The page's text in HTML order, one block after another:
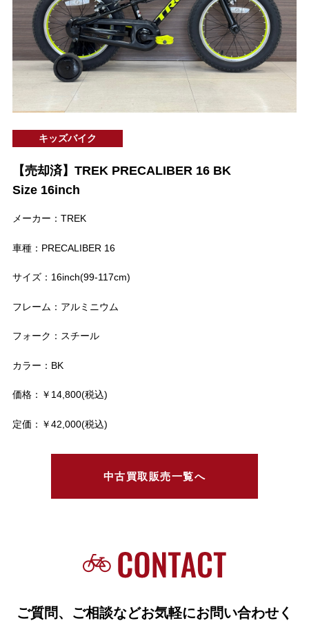
キッズバイク
【売却済】TREK PRECALIBER 16 BK
Size 16inch
メーカー：TREK
車種：PRECALIBER 16
サイズ：16inch(99-117cm)
フレーム：アルミニウム
フォーク：スチール
カラー：BK
価格：￥14,800(税込)
定価：￥42,000(税込)
中古買取販売一覧へ
ご質問、ご相談などお気軽にお問い合わせく